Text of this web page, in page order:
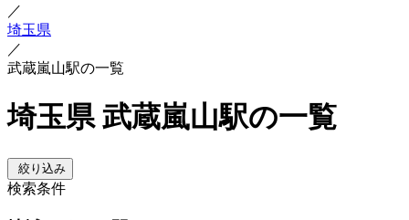
／
埼玉県
／
武蔵嵐山駅の一覧
埼玉県 武蔵嵐山駅の一覧
絞り込み
検索条件